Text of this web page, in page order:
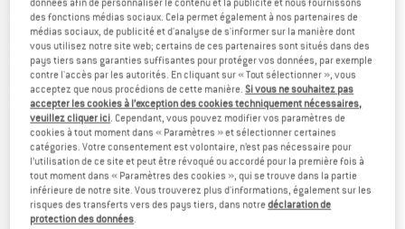
données afin de personnaliser le contenu et la publicité et nous fournissons
des fonctions médias sociaux. Cela permet également à nos partenaires de
médias sociaux, de publicité et d'analyse de s'informer sur la manière dont
vous utilisez notre site web; certains de ces partenaires sont situés dans des
pays tiers sans garanties suffisantes pour protéger vos données, par exemple
contre l'accès par les autorités. En cliquant sur « Tout sélectionner », vous
acceptez que nous procédions de cette manière.Si vous ne souhaitez pas
accepter les cookies à l’exception des cookies techniquement nécessaires,
veuillez cliquer ici. Cependant, vous pouvez modifier vos paramètres de
cookies à tout moment dans « Paramètres » et sélectionner certaines
catégories. Votre consentement est volontaire, n’est pas nécessaire pour
l’utilisation de ce site et peut être révoqué ou accordé pour la première fois à
tout moment dans « Paramètres des cookies », qui se trouve dans la partie
inférieure de notre site. Vous trouverez plus d'informations, également sur les
risques des transferts vers des pays tiers, dans notredéclaration de
protection des données.